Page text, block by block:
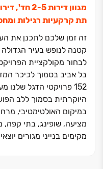
מגוון
תת קרקעיות רגילות
זה זמן שלכם לתכנן את
קטנה לנופש בעיר הגדולה
לבחור מקולקציית
‏152 פרויקטי הדגל
היוקרתית בסמוך ללב
במיקום האולטימטיבי,
מציעה, שופינג, בתי קפה,
מקימים בנייני מגורים